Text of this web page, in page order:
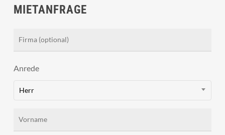
MIETANFRAGE
Anrede
Herr